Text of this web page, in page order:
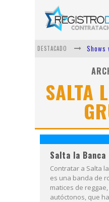
DESTACADO
Shows
Lit
Nicki
Duki
Vi Em
SALTA
Salta la Banca
Contratar a Salta
es una banda de
matices de
autóctonos, que